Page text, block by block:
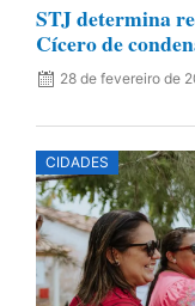
STJ determina
Cícero de
28 de fevereiro de
CIDADES